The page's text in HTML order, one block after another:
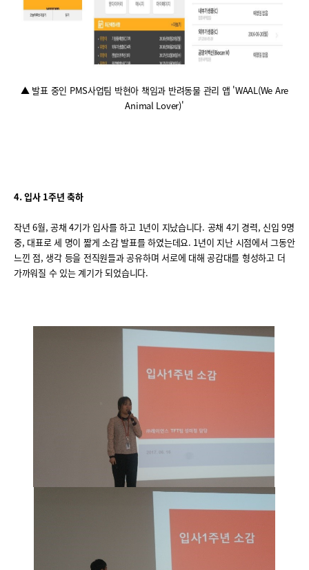
▲ 발표 중인 PMS사업팀 박현아 책임과 반려동물 관리 앱 'WAAL(We Are
Animal Lover)'
4.입사 1주년 축하
작년 6월, 공채 4기가 입사를 하고 1년이 지났습니다. 공채 4기 경력, 신입 9명
중, 대표로 세 명이 짧게 소감 발표를 하였는데요. 1년이 지난 시점에서 그동안
느낀 점, 생각 등을 전직원들과 공유하며 서로에 대해 공감대를 형성하고 더
가까워질 수 있는 계기가 되었습니다.